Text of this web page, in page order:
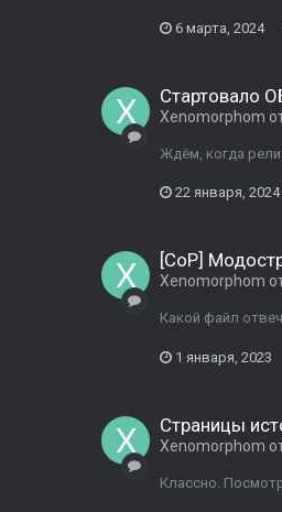
6 марта, 2024
Стартовало
Xenomorphom
Ждём, когда
22 января, 2024
[CoP]
Xenomorphom
Какой файл
1 января, 2023
Страницы
Xenomorphom
Классно.